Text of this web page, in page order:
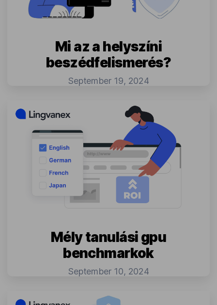
Mi az a helyszíni
beszédfelismerés?
September 19, 2024
Mély tanulási gpu
benchmarkok
September 10, 2024